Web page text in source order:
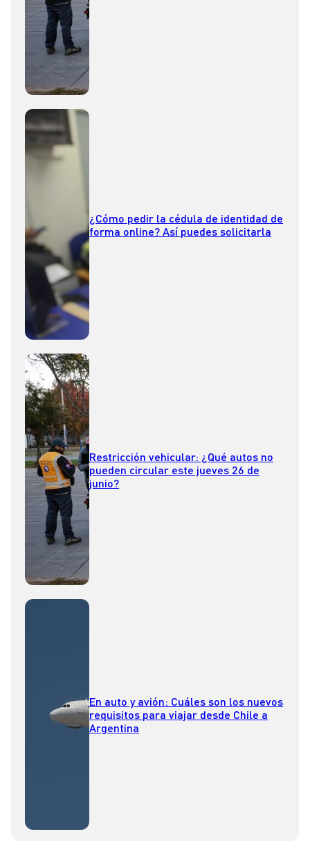
¿Cómo pedir la cédula de identidad de
forma online? Así puedes solicitarla
Restricción vehicular: ¿Qué autos no
pueden circular este jueves 26 de
junio?
En auto y avión: Cuáles son los nuevos
requisitos para viajar desde Chile a
Argentina